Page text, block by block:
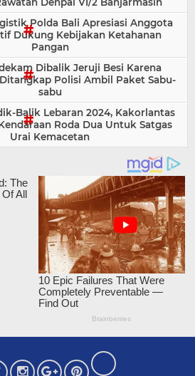
Polda Bali Apresiasi Anggota
Dukung Kebijakan Ketahanan
Pangan
Dibalik Jeruji Besi Karena
Polisi Ambil Paket Sabu-
sabu
Balik Lebaran 2024, Kakorlantas
Roda Dua Untuk Satgas
Urai Kemacetan